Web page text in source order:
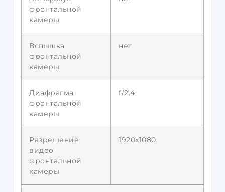
фронтальной
камеры
Вспышка
фронтальной
камеры
нет
Диафрагма
фронтальной
камеры
f/2.4
Разрешение
видео
фронтальной
камеры
1920х1080